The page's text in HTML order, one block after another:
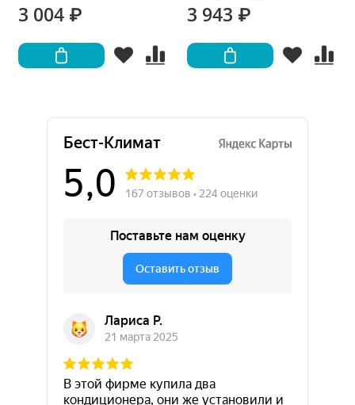
3 004 ₽ 3 943 ₽